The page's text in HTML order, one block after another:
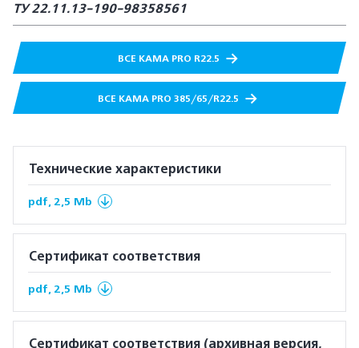
ТУ 22.11.13-190-98358561
ВСЕ КАМА PRO R22.5
ВСЕ КАМА PRO 385/65/R22.5
Технические характеристики
pdf, 2,5 Mb
Сертификат соответствия
pdf, 2,5 Mb
Сертификат соответствия (архивная версия,